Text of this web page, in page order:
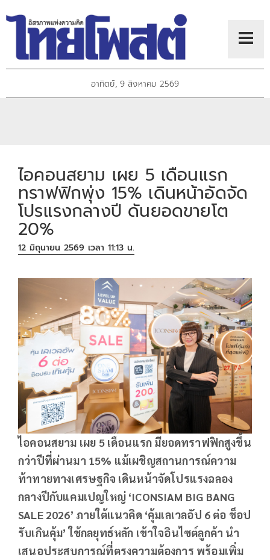
อาทิตย์, 9 สิงหาคม 2569
ไอคอนสยาม เผย 5 เดือนแรก
ทราฟฟิกพุ่ง 15% เดินหน้าอัดจัด
โปรแรงกลางปี ดันยอดขายโต
20%
12 มิถุนายน 2569 เวลา 11:13 น.
ไอคอนสยาม เผย 5 เดือนแรก มียอดทราฟฟิกสูงขึ้น
กว่าปีที่ผ่านมา 15% แม้เผชิญสถานการณ์ความ
ท้าทายทางเศรษฐกิจ เดินหน้าจัดโปรแรงฉลอง
กลางปีกับแคมเปญใหญ่ ‘ICONSIAM BIG BANG
SALE 2026’ ภายใต้แนวคิด ‘คุ้มเลเวลอัป 6 ต่อ ช็อป
รับเกินคุ้ม’ ใช้กลยุทธ์หลัก เข้าใจอินไซต์ลูกค้า นำ
เสนอประสบการณ์ที่ตรงความต้องการ พร้อมเพิ่ม